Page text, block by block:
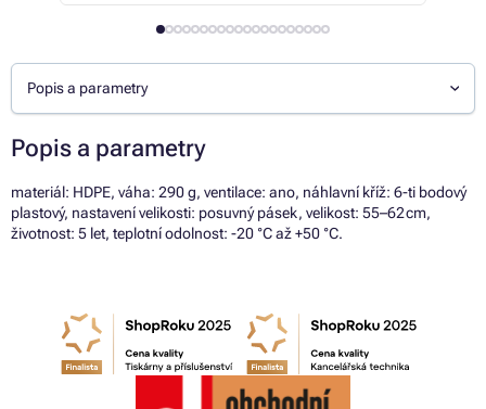
Popis a parametry
Popis a parametry
materiál: HDPE, váha: 290 g, ventilace: ano, náhlavní kříž: 6-ti bodový
plastový, nastavení velikosti: posuvný pásek, velikost: 55–62 cm,
životnost: 5 let, teplotní odolnost: -20 °C až +50 °C.